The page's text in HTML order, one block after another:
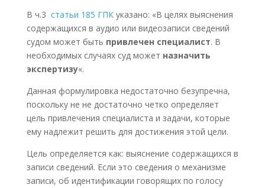
В ч.3 статьи 185 ГПКуказано: «В целях выяснения
содержащихся в аудио или видеозаписи сведений
судом может быть привлечен специалист. В
необходимых случаях суд может назначить
экспертизу«.
Данная формулировка недостаточно безупречна,
поскольку не не достаточно четко определяет
цель привлечения специалиста и задачи, которые
ему надлежит решить для достижения этой цели.
Цель определяется как: выяснение содержащихся в
записи сведений. Если это сведения о механизме
записи, об идентификации говорящих по голосу